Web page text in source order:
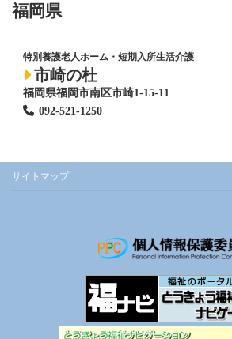
福岡県
特別養護老人ホーム ・短期入所生活介護
市崎の杜
福岡県福岡市南区市崎1-15-11
092-521-1250
サイトマップ